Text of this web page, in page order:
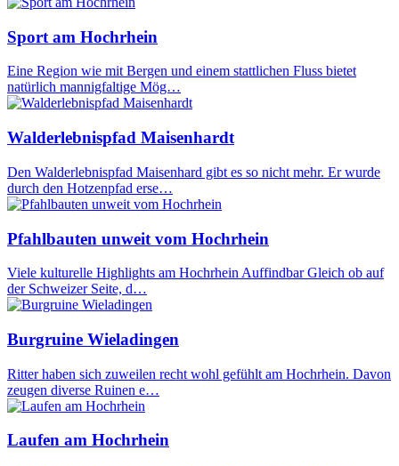
Sport am Hochrhein
Eine Region wie mit Bergen und einem stattlichen Fluss bietet
natürlich mannigfaltige Mög…
Walderlebnispfad Maisenhardt
Den Walderlebnispfad Maisenhard gibt es so nicht mehr. Er wurde
durch den Hotzenpfad erse…
Pfahlbauten unweit vom Hochrhein
Viele kulturelle Highlights am Hochrhein Auffindbar Gleich ob auf
der Schweizer Seite, d…
Burgruine Wieladingen
Ritter haben sich zuweilen recht wohl gefühlt am Hochrhein. Davon
zeugen diverse Ruinen e…
Laufen am Hochrhein